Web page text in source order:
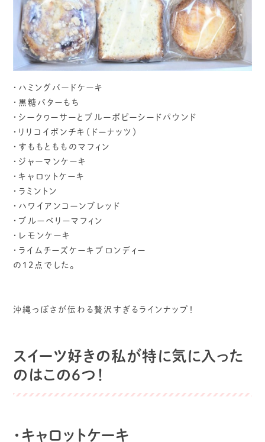
・ハミングバードケーキ
・黒糖バターもち
・シークヮーサーとブルーポピーシードパウンド
・リリコイポンチキ（ドーナッツ）
・すももともものマフィン
・ジャーマンケーキ
・キャロットケーキ
・ラミントン
・ハワイアンコーンブレッド
・ブルーベリーマフィン
・レモンケーキ
・ライムチーズケーキブロンディー
の12点でした。
沖縄っぽさが伝わる贅沢すぎるラインナップ！
スイーツ好きの私が特に気に入った
のはこの６つ！
・キャロットケーキ